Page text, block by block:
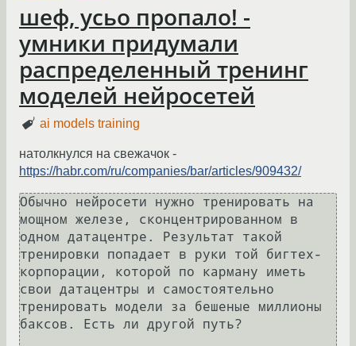
шеф, усьо пропало! -
умники придумали
распределенный тренинг
моделей нейросетей
ai models training
натолкнулся на свежачок -
https://habr.com/ru/companies/bar/articles/909432/
Обычно нейросети нужно тренировать на
мощном железе, сконцентрированном в
одном датацентре. Результат такой
тренировки попадает в руки той бигтех-
корпорации, которой по карману иметь
свои датацентры и самостоятельно
тренировать модели за бешеные миллионы
баксов. Есть ли другой путь?